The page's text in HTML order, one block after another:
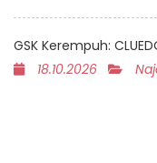
GSK Kerempuh:
18.10.2026